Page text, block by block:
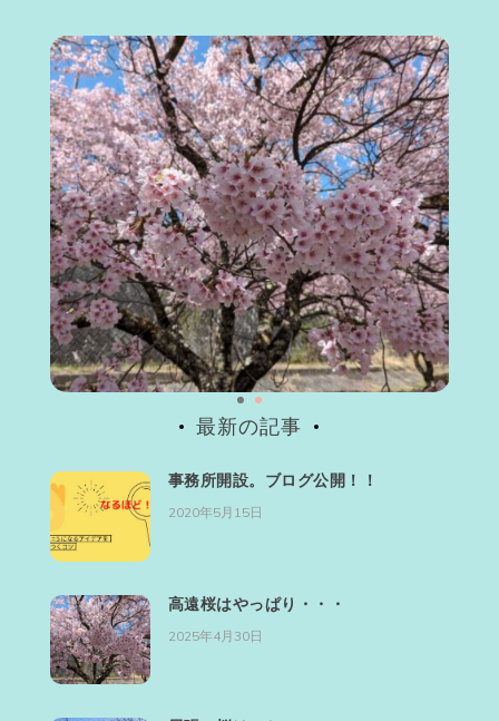
最新の記事
事務所開設。ブログ公開！！
2020年5月15日
高遠桜はやっぱり・・・
2025年4月30日